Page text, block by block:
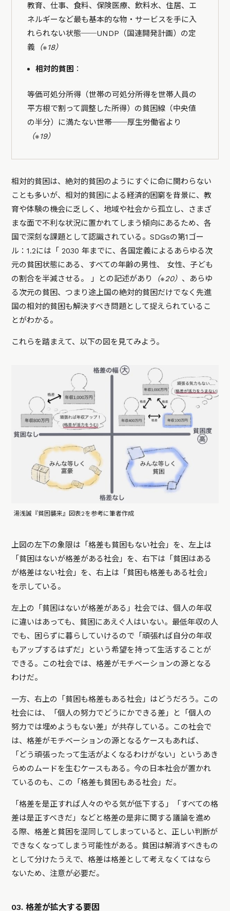
教育、仕事、食料、保険医療、飲料水、住居、エ
ネルギーなど最も基本的な物・サービスを手に入
れられない状態──UNDP（国連開発計画）の定
義 （※18）
相対的貧困 ：
等価可処分所得（世帯の可処分所得を世帯人員の
平方根で割って調整した所得）の貧困線（中央値
の半分）に満たない世帯──厚生労働省より
（※19）
相対的貧困は、絶対的貧困のようにすぐに命に関わらない
ことも多いが、相対的貧困による経済的困窮を背景に、教
育や体験の機会に乏しく、地域や社会から孤立し、さまざ
まな面で不利な状況に置かれてしまう傾向にあるため、各
国で深刻な課題として認識されている。SDGsの第1ゴー
ル：1.2には「 2030 年までに、各国定義によるあらゆる次
元の貧困状態にある、すべての年齢の男性、 女性、子ども
の割合を半減させる。 」との記述があり
（※20） 、あらゆ
る次元の貧困、つまり途上国の絶対的貧困だけでなく先進
国の相対的貧困も解決すべき問題として捉えられているこ
とがわかる。
これらを踏まえて、以下の図を見てみよう。
湯浅誠『貧困襲来』図表2を参考に筆者作成
上図の左下の象限は「格差も貧困もない社会」を、左上は
「貧困はないが格差がある社会」を、右下は「貧困はある
が格差はない社会」を、右上は「貧困も格差もある社会」
を示している。
左上の「貧困はないが格差がある」社会では、個人の年収
に違いはあっても、貧困にあえぐ人はいない。最低年収の人
でも、困らずに暮らしていけるので「頑張れば自分の年収
もアップするはずだ」という希望を持って生活することが
できる。この社会では、格差がモチベーションの源となる
わけだ。
一方、右上の「貧困も格差もある社会」はどうだろう。この
社会には、「個人の努力でどうにかできる差」と「個人の
努力では埋めようもない差」が共存している。この社会で
は、格差がモチベーションの源となるケースもあれば、
「どう頑張ったって生活がよくなるわけがない」というあき
らめのムードを生むケースもある。今の日本社会が置かれ
ているのも、この「格差も貧困もある社会」だ。
「格差を是正すれば人々のやる気が低下する」「すべての格
差は是正すべきだ」などと格差の是非に関する議論を進め
る際、格差と貧困を混同してしまっていると、正しい判断が
できなくなってしまう可能性がある。貧困は解消すべきもの
として分けたうえで、格差は格差として考えなくてはなら
ないため、注意が必要だ。
03. 格差が拡大する要因